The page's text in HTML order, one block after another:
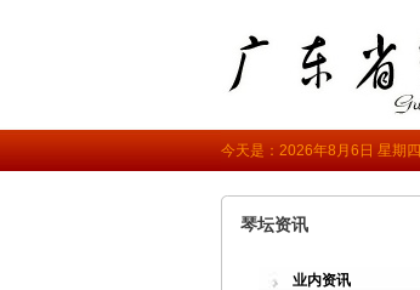
今天是：2026年8月6日 星期四
琴坛资讯
业内资讯